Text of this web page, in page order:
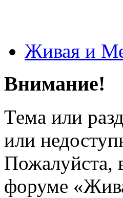
Живая и
Внимание!
Тема или
или
Пожалуйста,
форуме